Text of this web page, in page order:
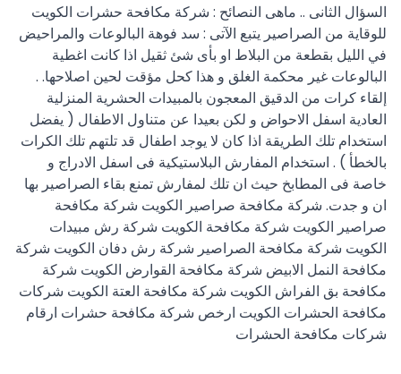
السؤال الثانى .. ماهى النصائح : شركة مكافحة حشرات الكويت
للوقاية من الصراصير يتبع الآتى : سد فوهة البالوعات والمراحيض
في الليل بقطعة من البلاط او بأى شئ ثقيل اذا كانت اغطية
البالوعات غير محكمة الغلق و هذا كحل مؤقت لحين اصلاحها. .
إلقاء كرات من الدقيق المعجون بالمبيدات الحشرية المنزلية
العادية اسفل الاحواض و لكن بعيدا عن متناول الاطفال ( يفضل
استخدام تلك الطريقة اذا كان لا يوجد اطفال قد تلتهم تلك الكرات
بالخطأ ) . استخدام المفارش البلاستيكية فى اسفل الادراج و
خاصة فى المطابخ حيث ان تلك لمفارش تمنع بقاء الصراصير بها
ان و جدت. شركة مكافحة صراصير الكويت شركة مكافحة
صراصير الكويت شركة مكافحة الكويت شركة رش مبيدات
الكويت شركة مكافحة الصراصير شركة رش دفان الكويت شركة
مكافحة النمل الابيض شركة مكافحة القوارض الكويت شركة
مكافحة بق الفراش الكويت شركة مكافحة العتة الكويت شركات
مكافحة الحشرات الكويت ارخص شركة مكافحة حشرات ارقام
شركات مكافحة الحشرات